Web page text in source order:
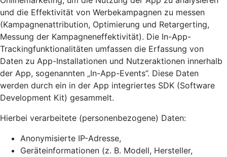
und die Effektivität von Werbekampagnen zu messen
(Kampagnenattribution, Optimierung und Retargerting,
Messung der Kampagneneffektivität). Die In-App-
Trackingfunktionalitäten umfassen die Erfassung von
Daten zu App-Installationen und Nutzeraktionen innerhalb
der App, sogenannten „In-App-Events”. Diese Daten
werden durch ein in der App integriertes SDK (Software
Development Kit) gesammelt.
Hierbei verarbeitete (personenbezogene) Daten:
Anonymisierte IP-Adresse,
Geräteinformationen (z. B. Modell, Hersteller,